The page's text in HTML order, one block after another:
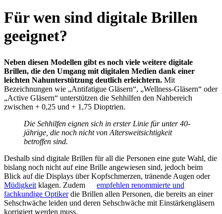
Für wen sind digitale Brillen
geeignet?
Neben diesen Modellen gibt es noch viele weitere digitale
Brillen, die den Umgang mit digitalen Medien dank einer
leichten Nahunterstützung deutlich erleichtern. Mit
Bezeichnungen wie „Antifatigue Gläsern“, „Wellness-Gläsern“ oder
„Active Gläsern“ unterstützen die Sehhilfen den Nahbereich
zwischen + 0,25 und + 1,75 Dioptrien.
Die Sehhilfen eignen sich in erster Linie für unter 40-
jährige, die noch nicht von Altersweitsichtigkeit
betroffen sind.
Deshalb sind digitale Brillen für all die Personen eine gute Wahl, die
bislang noch nicht auf eine Brille angewiesen sind, jedoch beim
Blick auf die Displays über Kopfschmerzen, tränende Augen oder
Müdigkeit klagen. Zudem
empfehlen renommierte und
fachkundige Optikerdie Brillen allen Personen, die bereits an einer
Sehschwäche leiden und deren Sehschwäche mit Einstärkengläsern
korrigiert werden muss.